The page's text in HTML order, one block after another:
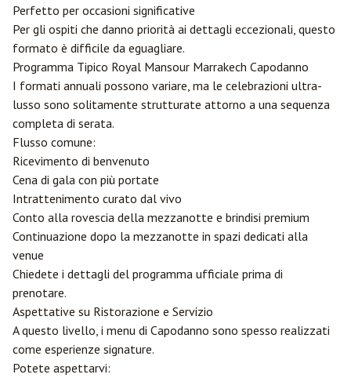
Perfetto per occasioni significative
Per gli ospiti che danno priorità ai dettagli eccezionali, questo
formato è difficile da eguagliare.
Programma Tipico Royal Mansour Marrakech Capodanno
I formati annuali possono variare, ma le celebrazioni ultra-
lusso sono solitamente strutturate attorno a una sequenza
completa di serata.
Flusso comune:
Ricevimento di benvenuto
Cena di gala con più portate
Intrattenimento curato dal vivo
Conto alla rovescia della mezzanotte e brindisi premium
Continuazione dopo la mezzanotte in spazi dedicati alla
venue
Chiedete i dettagli del programma ufficiale prima di
prenotare.
Aspettative su Ristorazione e Servizio
A questo livello, i menu di Capodanno sono spesso realizzati
come esperienze signature.
Potete aspettarvi: